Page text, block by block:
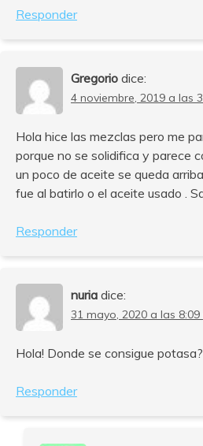
Responder
Gregorio dice:
4 noviembre, 2019 a las
Hola hice las mezclas pero me
porque no se solidifica y parece
un poco de aceite se queda
fue al batirlo o el aceite usado .
Responder
nuria dice:
31 mayo, 2020 a las 8:09
Hola! Donde se consigue
Responder